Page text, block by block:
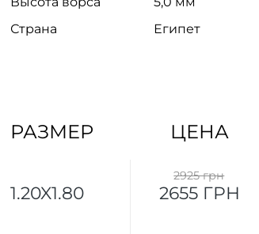
Страна
Египет
РАЗМЕР ЦЕНА
1.20X1.80
2925 грн
2655 ГРН